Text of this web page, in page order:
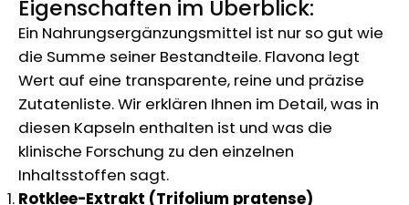
Eigenschaften im Überblick:
Ein Nahrungsergänzungsmittel ist nur so gut wie
die Summe seiner Bestandteile. Flavona legt
Wert auf eine transparente, reine und präzise
Zutatenliste. Wir erklären Ihnen im Detail, was in
diesen Kapseln enthalten ist und was die
klinische Forschung zu den einzelnen
Inhaltsstoffen sagt.
Rotklee-Extrakt (Trifolium pratense)